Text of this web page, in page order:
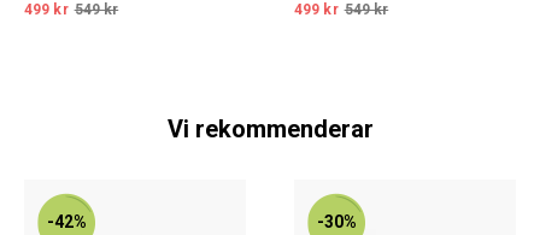
499 kr 549 kr 499 kr 549 kr
Vi rekommenderar
-42% -30%